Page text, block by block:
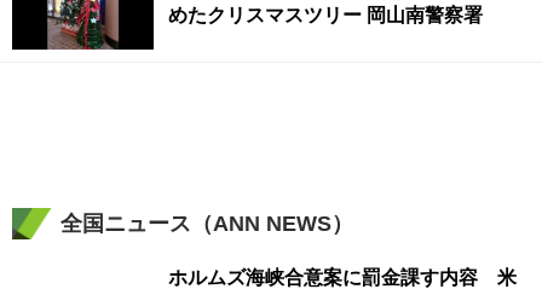
めたクリスマスツリー 岡山南警察署
全国ニュース（ANN NEWS）
ホルムズ海峡合意案に罰金課す内容 米